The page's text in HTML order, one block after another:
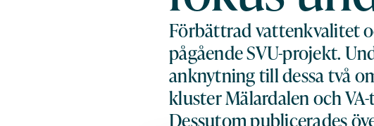
Förbättrad vattenkvalitet
pågående SVU-projekt.
anknytning till dessa två
kluster Mälardalen och
Dessutom publicerades